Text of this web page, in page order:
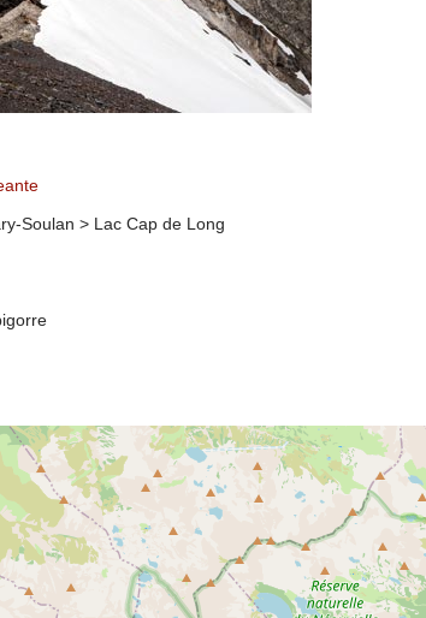
Soulan > Lac Cap de Long